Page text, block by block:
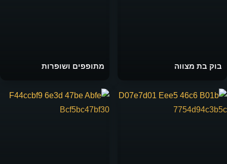
בוק בת מצווה מתופפים ושופרות